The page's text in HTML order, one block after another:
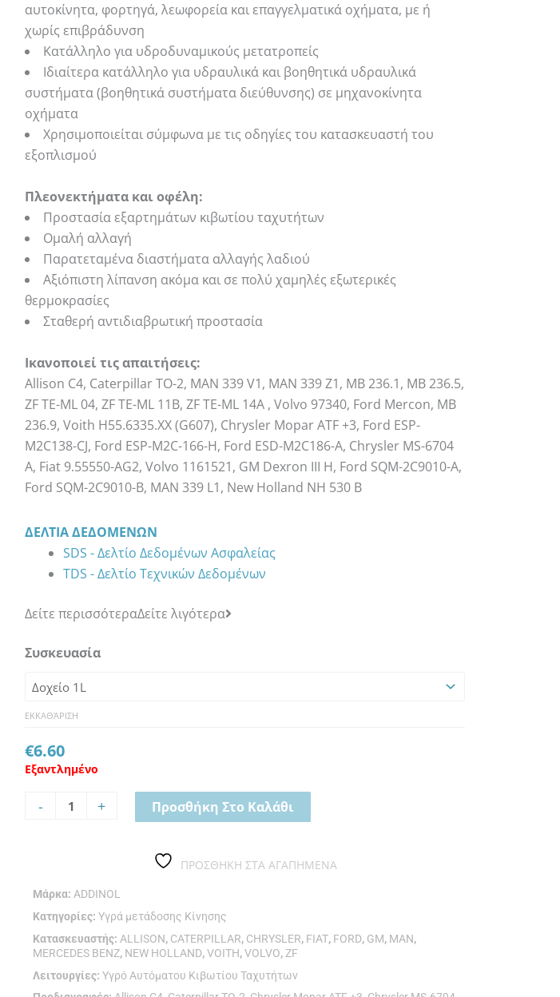
αυτοκίνητα, φορτηγά, λεωφορεία και επαγγελματικά οχήματα, με ή
χωρίς επιβράδυνση
Κατάλληλο για υδροδυναμικούς μετατροπείς
Ιδιαίτερα κατάλληλο για υδραυλικά και βοηθητικά υδραυλικά
συστήματα (βοηθητικά συστήματα διεύθυνσης) σε μηχανοκίνητα
οχήματα
Χρησιμοποιείται σύμφωνα με τις οδηγίες του κατασκευαστή του
εξοπλισμού
Πλεονεκτήματα και οφέλη:
Προστασία εξαρτημάτων κιβωτίου ταχυτήτων
Ομαλή αλλαγή
Παρατεταμένα διαστήματα αλλαγής λαδιού
Αξιόπιστη λίπανση ακόμα και σε πολύ χαμηλές εξωτερικές
θερμοκρασίες
Σταθερή αντιδιαβρωτική προστασία
Ικανοποιεί τις απαιτήσεις:
Allison C4, Caterpillar TO-2, MAN 339 V1, MAN 339 Z1, MB 236.1, MB 236.5,
ZF TE-ML 04, ZF TE-ML 11B, ZF TE-ML 14A , Volvo 97340, Ford Mercon, MB
236.9, Voith H55.6335.XX (G607), Chrysler Mopar ATF +3, Ford ESP-
M2C138-CJ, Ford ESP-M2C-166-H, Ford ESD-M2C186-A, Chrysler MS-6704
A, Fiat 9.55550-AG2, Volvo 1161521, GM Dexron III H, Ford SQM-2C9010-A,
Ford SQM-2C9010-B, MAN 339 L1, New Holland NH 530 B
ΔΕΛΤΊΑ ΔΕΔΟΜΈΝΩΝ
SDS - Δελτίο Δεδομένων Ασφαλείας
TDS - Δελτίο Τεχνικών Δεδομένων
Δείτε περισσότεραΔείτε λιγότερα
Συσκευασία
ΕΚΚΑΘΆΡΙΣΗ
€6.60
Εξαντλημένο
-
ATF
ποσότητα
+ Προσθήκη Στο Καλάθι
ΠΡΟΣΘΉΚΗ ΣΤΑ ΑΓΑΠΗΜΈΝΑ
Μάρκα:ADDINOL
Κατηγορίες:Υγρά μετάδοσης Κίνησης
Κατασκευαστής: ALLISON, CATERPILLAR, CHRYSLER, FIAT, FORD, GM, MAN,
MERCEDES BENZ, NEW HOLLAND,VOITH,VOLVO, ZF
Λειτουργίες:Υγρό Αυτόματου Κιβωτίου Ταχυτήτων